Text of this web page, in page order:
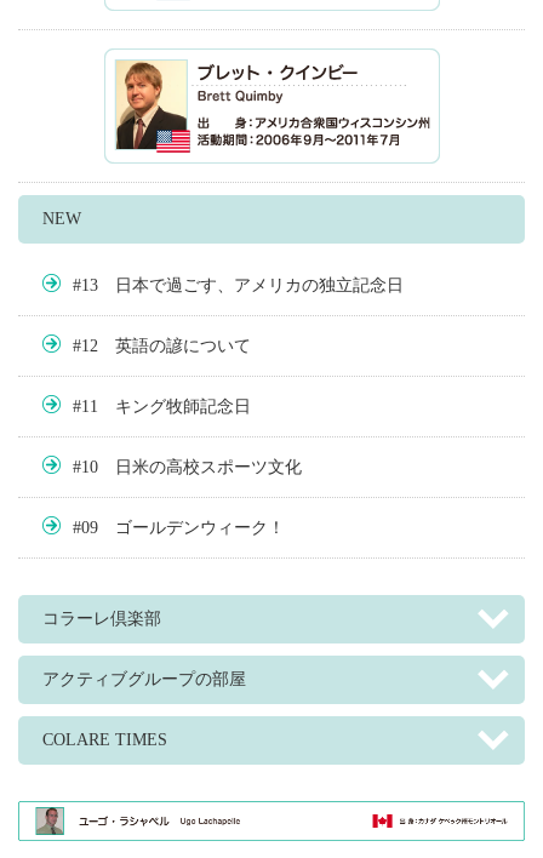
NEW
#13 日本で過ごす、アメリカの独立記念日
#12 英語の諺について
#11 キング牧師記念日
#10 日米の高校スポーツ文化
#09 ゴールデンウィーク！
コラーレ倶楽部
アクティブグループの部屋
COLARE TIMES